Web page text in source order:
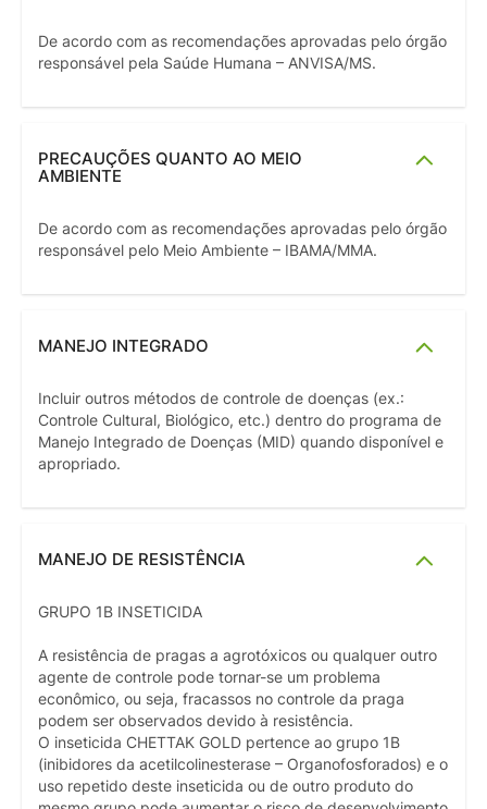
De acordo com as recomendações aprovadas pelo órgão
responsável pela Saúde Humana – ANVISA/MS.
PRECAUÇÕES QUANTO AO MEIO
AMBIENTE
De acordo com as recomendações aprovadas pelo órgão
responsável pelo Meio Ambiente – IBAMA/MMA.
MANEJO INTEGRADO
Incluir outros métodos de controle de doenças (ex.:
Controle Cultural, Biológico, etc.) dentro do programa de
Manejo Integrado de Doenças (MID) quando disponível e
apropriado.
MANEJO DE RESISTÊNCIA
GRUPO 1B INSETICIDA
A resistência de pragas a agrotóxicos ou qualquer outro
agente de controle pode tornar-se um problema
econômico, ou seja, fracassos no controle da praga
podem ser observados devido à resistência.
O inseticida CHETTAK GOLD pertence ao grupo 1B
(inibidores da acetilcolinesterase – Organofosforados) e o
uso repetido deste inseticida ou de outro produto do